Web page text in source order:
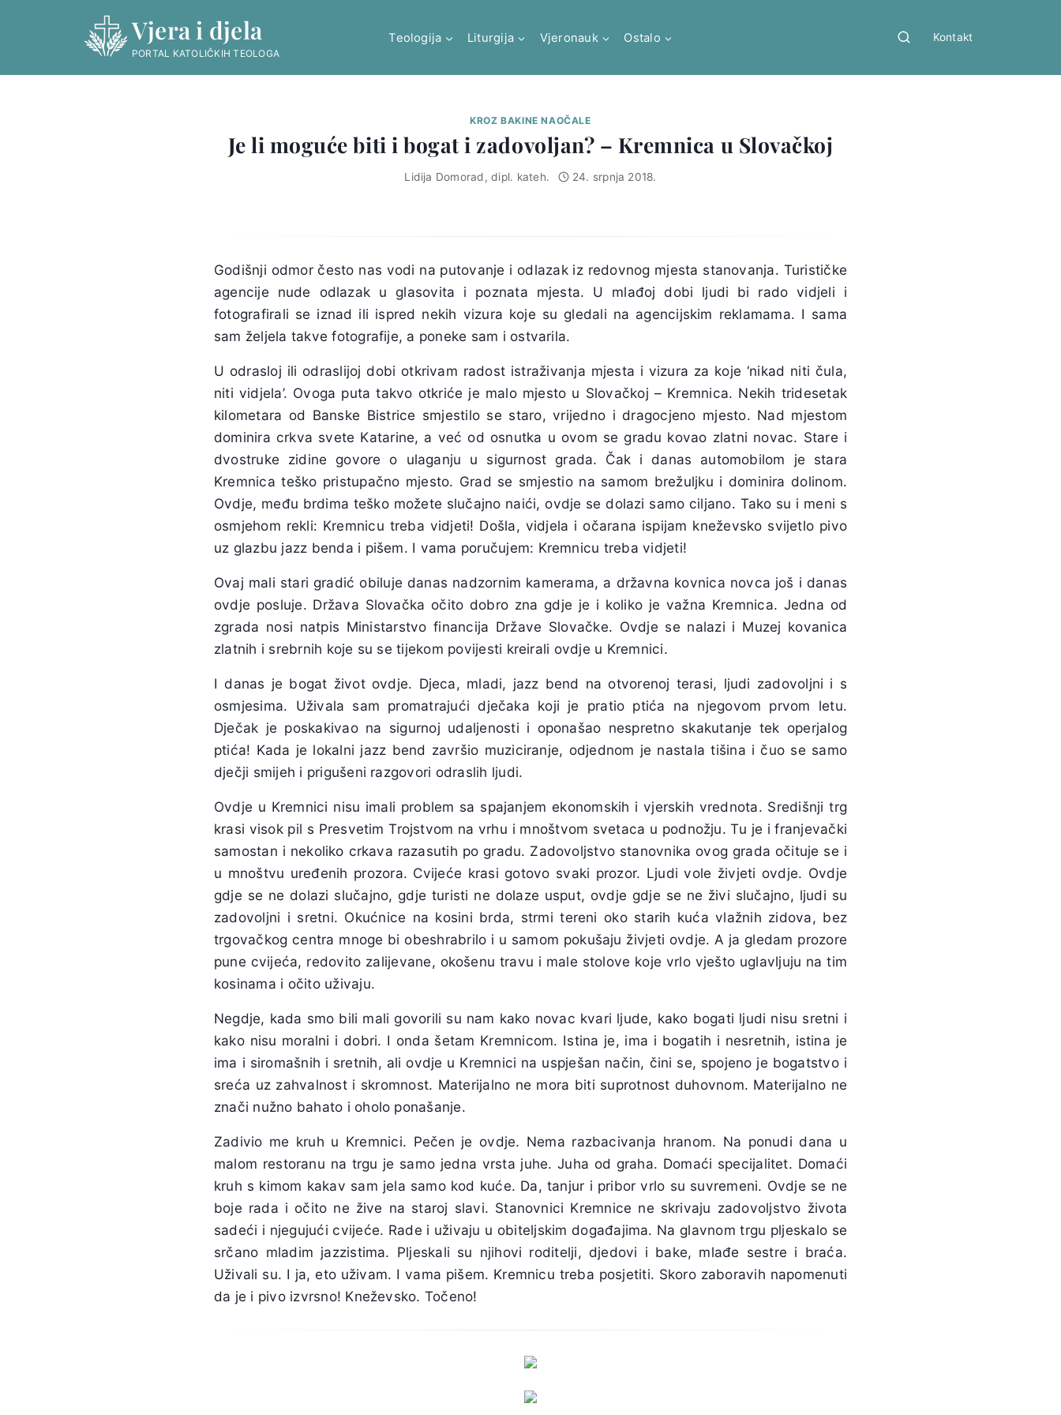
Vjera i djela
PORTAL KATOLIČKIH TEOLOGA
Teologija Liturgija Vjeronauk Ostalo Kontakt
KROZ BAKINE NAOČALE
Je li moguće biti i bogat i zadovoljan? – Kremnica u Slovačkoj
Lidija Domorad, dipl. kateh. 24. srpnja 2018.
Godišnji odmor često nas vodi na putovanje i odlazak iz redovnog mjesta stanovanja. Turističke
agencije nude odlazak u glasovita i poznata mjesta. U mlađoj dobi ljudi bi rado vidjeli i
fotografirali se iznad ili ispred nekih vizura koje su gledali na agencijskim reklamama. I sama
sam željela takve fotografije, a poneke sam i ostvarila.
U odrasloj ili odraslijoj dobi otkrivam radost istraživanja mjesta i vizura za koje ‘nikad niti čula,
niti vidjela’. Ovoga puta takvo otkriće je malo mjesto u Slovačkoj – Kremnica. Nekih tridesetak
kilometara od Banske Bistrice smjestilo se staro, vrijedno i dragocjeno mjesto. Nad mjestom
dominira crkva svete Katarine, a već od osnutka u ovom se gradu kovao zlatni novac. Stare i
dvostruke zidine govore o ulaganju u sigurnost grada. Čak i danas automobilom je stara
Kremnica teško pristupačno mjesto. Grad se smjestio na samom brežuljku i dominira dolinom.
Ovdje, među brdima teško možete slučajno naići, ovdje se dolazi samo ciljano. Tako su i meni s
osmjehom rekli: Kremnicu treba vidjeti! Došla, vidjela i očarana ispijam kneževsko svijetlo pivo
uz glazbu jazz benda i pišem. I vama poručujem: Kremnicu treba vidjeti!
Ovaj mali stari gradić obiluje danas nadzornim kamerama, a državna kovnica novca još i danas
ovdje posluje. Država Slovačka očito dobro zna gdje je i koliko je važna Kremnica. Jedna od
zgrada nosi natpis Ministarstvo financija Države Slovačke. Ovdje se nalazi i Muzej kovanica
zlatnih i srebrnih koje su se tijekom povijesti kreirali ovdje u Kremnici.
I danas je bogat život ovdje. Djeca, mladi, jazz bend na otvorenoj terasi, ljudi zadovoljni i s
osmjesima. Uživala sam promatrajući dječaka koji je pratio ptića na njegovom prvom letu.
Dječak je poskakivao na sigurnoj udaljenosti i oponašao nespretno skakutanje tek operjalog
ptića! Kada je lokalni jazz bend završio muziciranje, odjednom je nastala tišina i čuo se samo
dječji smijeh i prigušeni razgovori odraslih ljudi.
Ovdje u Kremnici nisu imali problem sa spajanjem ekonomskih i vjerskih vrednota. Središnji trg
krasi visok pil s Presvetim Trojstvom na vrhu i mnoštvom svetaca u podnožju. Tu je i franjevački
samostan i nekoliko crkava razasutih po gradu. Zadovoljstvo stanovnika ovog grada očituje se i
u mnoštvu uređenih prozora. Cvijeće krasi gotovo svaki prozor. Ljudi vole živjeti ovdje. Ovdje
gdje se ne dolazi slučajno, gdje turisti ne dolaze usput, ovdje gdje se ne živi slučajno, ljudi su
zadovoljni i sretni. Okućnice na kosini brda, strmi tereni oko starih kuća vlažnih zidova, bez
trgovačkog centra mnoge bi obeshrabrilo i u samom pokušaju živjeti ovdje. A ja gledam prozore
pune cvijeća, redovito zalijevane, okošenu travu i male stolove koje vrlo vješto uglavljuju na tim
kosinama i očito uživaju.
Negdje, kada smo bili mali govorili su nam kako novac kvari ljude, kako bogati ljudi nisu sretni i
kako nisu moralni i dobri. I onda šetam Kremnicom. Istina je, ima i bogatih i nesretnih, istina je
ima i siromašnih i sretnih, ali ovdje u Kremnici na uspješan način, čini se, spojeno je bogatstvo i
sreća uz zahvalnost i skromnost. Materijalno ne mora biti suprotnost duhovnom. Materijalno ne
znači nužno bahato i oholo ponašanje.
Zadivio me kruh u Kremnici. Pečen je ovdje. Nema razbacivanja hranom. Na ponudi dana u
malom restoranu na trgu je samo jedna vrsta juhe. Juha od graha. Domaći specijalitet. Domaći
kruh s kimom kakav sam jela samo kod kuće. Da, tanjur i pribor vrlo su suvremeni. Ovdje se ne
boje rada i očito ne žive na staroj slavi. Stanovnici Kremnice ne skrivaju zadovoljstvo života
sadeći i njegujući cvijeće. Rade i uživaju u obiteljskim događajima. Na glavnom trgu pljeskalo se
srčano mladim jazzistima. Pljeskali su njihovi roditelji, djedovi i bake, mlađe sestre i braća.
Uživali su. I ja, eto uživam. I vama pišem. Kremnicu treba posjetiti. Skoro zaboravih napomenuti
da je i pivo izvrsno! Kneževsko. Točeno!